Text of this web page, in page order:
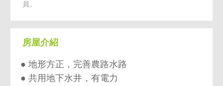
員。
房屋介紹
● 地形方正，完善農路水路
● 共用地下水井，有電力